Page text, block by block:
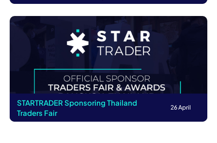
STARTRADER Sponsoring Thailand
Traders Fair
26 April